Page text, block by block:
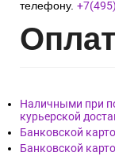
телефону.
Опл
Наличными при
курьерской
Банковской
Банковской